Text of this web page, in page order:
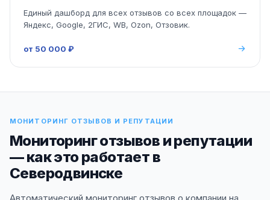
Единый дашборд для всех отзывов со всех площадок —
Яндекс, Google, 2ГИС, WB, Ozon, Отзовик.
от 50 000 ₽
МОНИТОРИНГ ОТЗЫВОВ И РЕПУТАЦИИ
Мониторинг отзывов и репутации
— как это работает в
Северодвинске